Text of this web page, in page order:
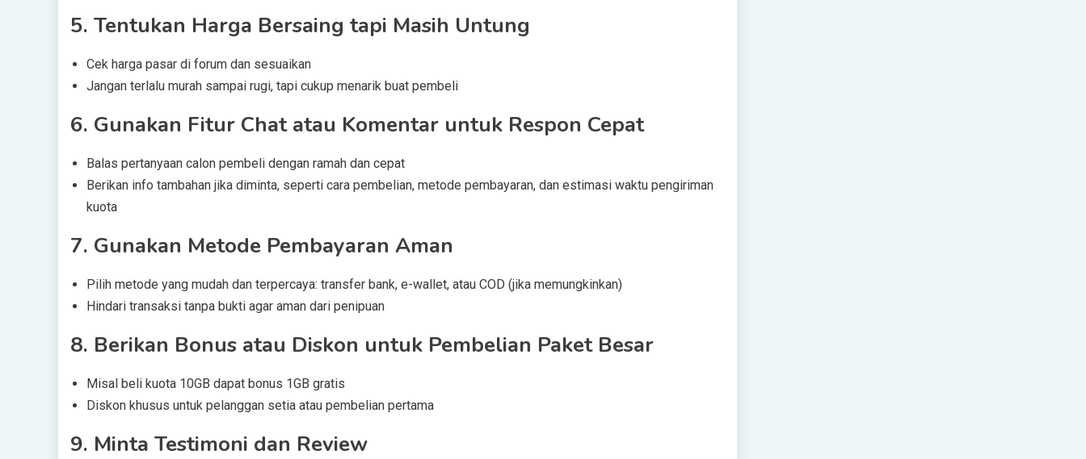
5. Tentukan Harga Bersaing tapi Masih Untung
Cek harga pasar di forum dan sesuaikan
Jangan terlalu murah sampai rugi, tapi cukup menarik buat pembeli
6. Gunakan Fitur Chat atau Komentar untuk Respon Cepat
Balas pertanyaan calon pembeli dengan ramah dan cepat
Berikan info tambahan jika diminta, seperti cara pembelian, metode pembayaran, dan estimasi waktu pengiriman
kuota
7. Gunakan Metode Pembayaran Aman
Pilih metode yang mudah dan terpercaya: transfer bank, e-wallet, atau COD (jika memungkinkan)
Hindari transaksi tanpa bukti agar aman dari penipuan
8. Berikan Bonus atau Diskon untuk Pembelian Paket Besar
Misal beli kuota 10GB dapat bonus 1GB gratis
Diskon khusus untuk pelanggan setia atau pembelian pertama
9. Minta Testimoni dan Review